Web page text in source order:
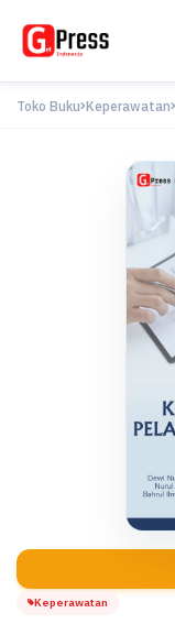
Toko Buku Keperawatan
Keperawatan